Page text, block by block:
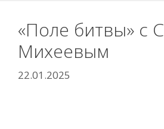
«Поле битвы» с
Михеевым
22.01.2025